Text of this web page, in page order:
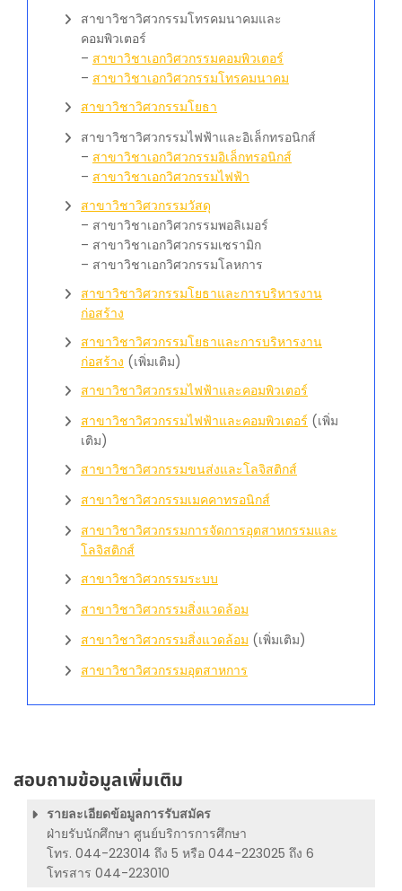
สาขาวิชาวิศวกรรมโทรคมนาคมและ
คอมพิวเตอร์
– สาขาวิชาเอกวิศวกรรมคอมพิวเตอร์
– สาขาวิชาเอกวิศวกรรมโทรคมนาคม
สาขาวิชาวิศวกรรมโยธา
สาขาวิชาวิศวกรรมไฟฟ้าและอิเล็กทรอนิกส์
– สาขาวิชาเอกวิศวกรรมอิเล็กทรอนิกส์
– สาขาวิชาเอกวิศวกรรมไฟฟ้า
สาขาวิชาวิศวกรรมวัสดุ
– สาขาวิชาเอกวิศวกรรมพอลิเมอร์
– สาขาวิชาเอกวิศวกรรมเซรามิก
– สาขาวิชาเอกวิศวกรรมโลหการ
สาขาวิชาวิศวกรรมโยธาและการบริหารงาน
ก่อสร้าง
สาขาวิชาวิศวกรรมโยธาและการบริหารงาน
ก่อสร้าง (เพิ่มเติม)
สาขาวิชาวิศวกรรมไฟฟ้าและคอมพิวเตอร์
สาขาวิชาวิศวกรรมไฟฟ้าและคอมพิวเตอร์ (เพิ่ม
เติม)
สาขาวิชาวิศวกรรมขนส่งและโลจิสติกส์
สาขาวิชาวิศวกรรมเมคคาทรอนิกส์
สาขาวิชาวิศวกรรมการจัดการอุตสาหกรรมและ
โลจิสติกส์
สาขาวิชาวิศวกรรมระบบ
สาขาวิชาวิศวกรรมสิ่งแวดล้อม
สาขาวิชาวิศวกรรมสิ่งแวดล้อม (เพิ่มเติม)
สาขาวิชาวิศวกรรมอุตสาหการ
สอบถามข้อมูลเพิ่มเติม
รายละเอียดข้อมูลการรับสมัคร
ฝ่ายรับนักศึกษา ศูนย์บริการการศึกษา
โทร. 044-223014 ถึง 5 หรือ 044-223025 ถึง 6
โทรสาร 044-223010